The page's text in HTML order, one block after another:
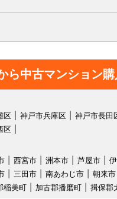
ら中古マンション
区 神戸市兵庫区 神戸市長田
区
西宮市 洲本市 芦屋市
三田市 南あわじ市 朝来市
稲美町 加古郡播磨町 揖保郡